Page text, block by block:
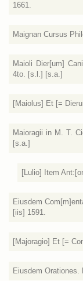
1661.
Maignan Cursus
Maioli Dier[um]
4to. [s.l.] [s.a.]
[Maiolus] Et [=
Maioragii in M. T.
[s.a.]
[Lulio] Item
Eiusdem
[iis] 1591.
[Majoragio] Et [=
Eiusdem Orationes.